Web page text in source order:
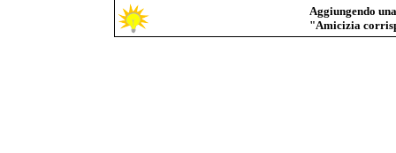
Aggiungendo
"Amicizia